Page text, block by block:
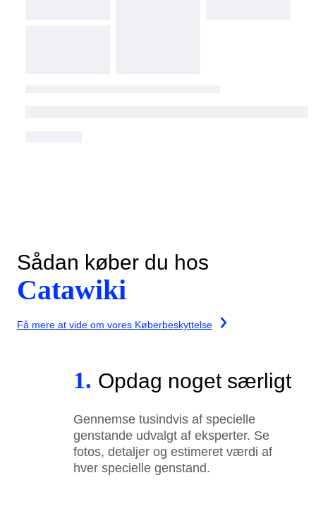
Sådan køber du hos
Catawiki
Få mere at vide om vores Køberbeskyttelse
1. Opdag noget særligt
Gennemse tusindvis af specielle
genstande udvalgt af eksperter. Se
fotos, detaljer og estimeret værdi af
hver specielle genstand.